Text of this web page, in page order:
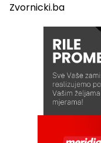
Zvornicki.ba